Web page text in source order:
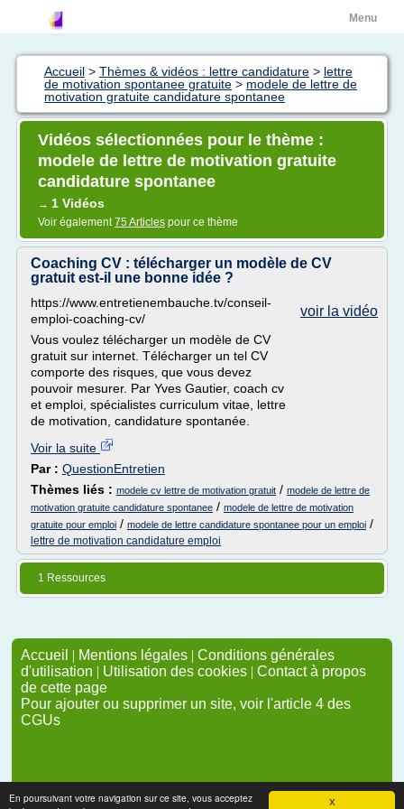
X
En poursuivant votre navigation sur ce site, vous acceptez
Menu
Accueil > Thèmes & vidéos : lettre candidature > lettre
de motivation spontanee gratuite > modele de lettre de
motivation gratuite candidature spontanee
Vidéos sélectionnées pour le thème :
modele de lettre de motivation gratuite
candidature spontanee
→ 1 Vidéos
Voir également75 Articles pour ce thème
Coaching CV : télécharger un modèle de CV
gratuit est-il une bonne idée ?
voir la vidéo
https://www.entretienembauche.tv/conseil-
emploi-coaching-cv/
Vous voulez télécharger un modèle de CV
gratuit sur internet. Télécharger un tel CV
comporte des risques, que vous devez
pouvoir mesurer. Par Yves Gautier, coach cv
et emploi, spécialistes curriculum vitae, lettre
de motivation, candidature spontanée.
Voir la suite
Par : QuestionEntretien
Thèmes liés : modele cv lettre de motivation gratuit / modele de lettre de
motivation gratuite candidature spontanee / modele de lettre de motivation
gratuite pour emploi / modele de lettre candidature spontanee pour un emploi /
lettre de motivation candidature emploi
1 Ressources
Accueil | Mentions légales | Conditions générales
d'utilisation | Utilisation des cookies | Contact à propos
de cette page
Pour ajouter ou supprimer un site, voir l'article 4 des
CGUs